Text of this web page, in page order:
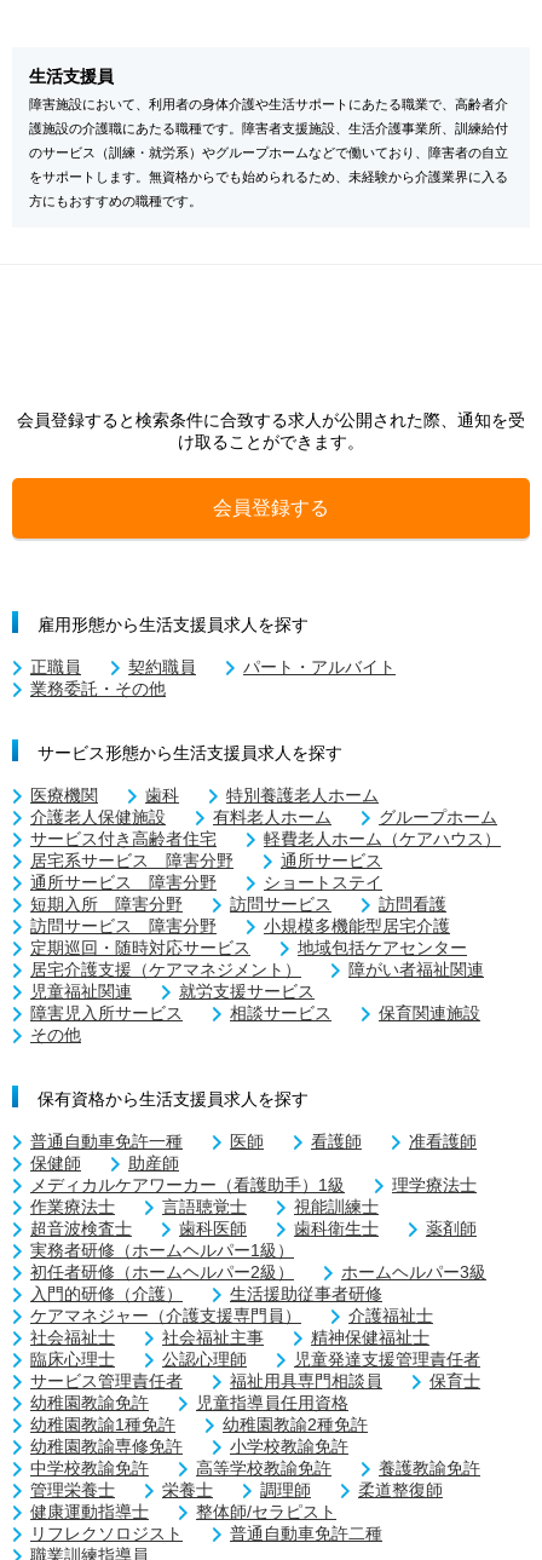
生活支援員
障害施設において、利用者の身体介護や生活サポートにあたる職業で、高齢者介
護施設の介護職にあたる職種です。障害者支援施設、生活介護事業所、訓練給付
のサービス（訓練・就労系）やグループホームなどで働いており、障害者の自立
をサポートします。無資格からでも始められるため、未経験から介護業界に入る
方にもおすすめの職種です。
会員登録すると検索条件に合致する求人が公開された際、通知を受
け取ることができます。
会員登録する
雇用形態から生活支援員求人を探す
正職員 契約職員
パート・アルバイト
業務委託・その他
サービス形態から生活支援員求人を探す
医療機関 歯科
特別養護老人ホーム
介護老人保健施設
有料老人ホーム
グループホーム
サービス付き高齢者住宅
軽費老人ホーム（ケアハウス）
居宅系サービス 障害分野
通所サービス
通所サービス 障害分野
ショートステイ
短期入所 障害分野
訪問サービス
訪問看護
訪問サービス 障害分野
小規模多機能型居宅介護
定期巡回・随時対応サービス
地域包括ケアセンター
居宅介護支援（ケアマネジメント）
障がい者福祉関連
児童福祉関連
就労支援サービス
障害児入所サービス
相談サービス
保育関連施設
その他
保有資格から生活支援員求人を探す
普通自動車免許一種 医師 看護師
准看護師
保健師
助産師
メディカルケアワーカー（看護助手）1級
理学療法士
作業療法士
言語聴覚士
視能訓練士
超音波検査士
歯科医師 歯科衛生士
薬剤師
実務者研修（ホームヘルパー1級）
初任者研修（ホームヘルパー2級）
ホームヘルパー3級
入門的研修（介護）
生活援助従事者研修
ケアマネジャー（介護支援専門員）
介護福祉士
社会福祉士
社会福祉主事
精神保健福祉士
臨床心理士
公認心理師
児童発達支援管理責任者
サービス管理責任者
福祉用具専門相談員
保育士
幼稚園教諭免許
児童指導員任用資格
幼稚園教諭1種免許
幼稚園教諭2種免許
幼稚園教諭専修免許
小学校教諭免許
中学校教諭免許
高等学校教諭免許
養護教諭免許
管理栄養士
栄養士 調理師
柔道整復師
健康運動指導士
整体師/セラピスト
リフレクソロジスト
普通自動車免許二種
職業訓練指導員